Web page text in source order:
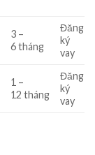
3 –
6tháng
Đăng
ký
vay
1 –
12 tháng
Đăng
ký
vay